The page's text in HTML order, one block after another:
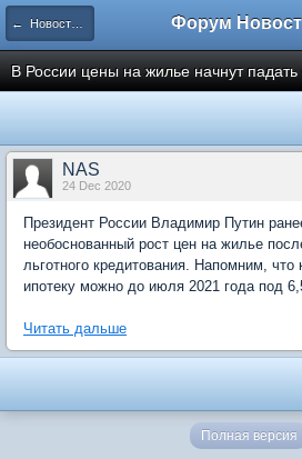
← Новости рынка недвижимости
В России цены на жилье начнут падать
NAS
24 Dec 2020
Президент России Владимир Путин
необоснованный рост цен на жилье
льготного кредитования. Напомним, что
ипотеку можно до июля 2021 года под
Читать дальше
Полная версия